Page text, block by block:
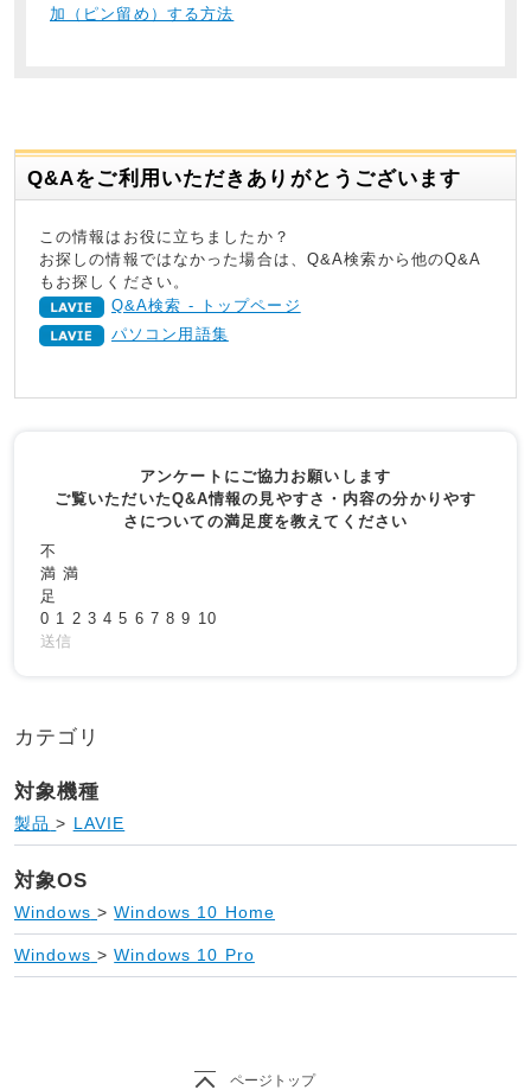
加（ピン留め）する方法
Q&Aをご利用いただきありがとうございます
この情報はお役に立ちましたか？
お探しの情報ではなかった場合は、Q&A検索から他のQ&A
もお探しください。
Q&A検索 - トップページ
パソコン用語集
アンケートにご協力お願いします
ご覧いただいたQ&A情報の見やすさ・内容の分かりやす
さについての満足度を教えてください
不
満 満
足
0 1 2 3 4 5 6 7 8 9 10
送信
カテゴリ
対象機種
製品 > LAVIE
対象OS
Windows > Windows 10 Home
Windows > Windows 10 Pro
ページトップ